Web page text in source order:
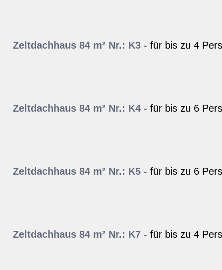
Zeltdachhaus 84 m² Nr.: K3 - für bis zu 4
Zeltdachhaus 84 m² Nr.: K4 - für bis zu 6
Zeltdachhaus 84 m² Nr.: K5 - für bis zu 6
Zeltdachhaus 84 m² Nr.: K7 - für bis zu 4